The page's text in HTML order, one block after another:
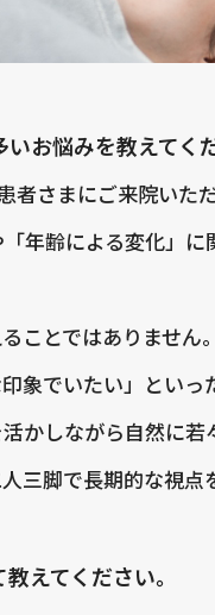
お悩みを教えてく
者さまにご来院いた
年齢による変化」に
ことではありません
象でいたい」とい
かしながら自然に
三脚で長期的な視点
えてください。